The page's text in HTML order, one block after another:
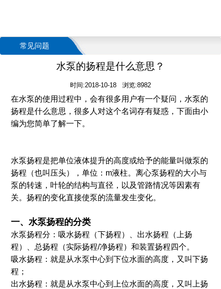
常见问题
水泵的扬程是什么意思？
时间:2018-10-18 浏览:8982
在水泵的使用过程中，会有很多用户有一个疑问，水泵的
扬程是什么意思，很多人对这个名词存有疑惑，下面由小
编为您简单了解一下。
水泵扬程是把单位液体提升的高度或给予的能量叫做泵的
扬程（也叫压头），单位：m液柱。离心泵扬程的大小与
泵的转速，叶轮的结构与直径，以及管路情况等因素有
关。扬程的变化直接使泵的流量发生变化。
一、水泵扬程的分类
水泵扬程分：吸水扬程（下扬程）、出水扬程（上扬
程）、总扬程（实际扬程/净扬程）和装置扬程四个。
吸水扬程：就是从水泵中心到下位水面的高度，又叫下扬
程；
出水扬程：就是从水泵中心到上位水面的高度，又叫上扬